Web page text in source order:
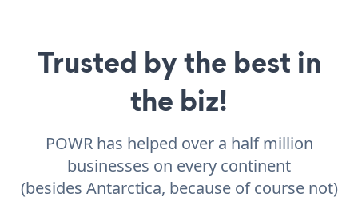
Trusted by the best in
the biz!
POWR has helped over a half million
businesses on every continent
(besides Antarctica, because of course not)